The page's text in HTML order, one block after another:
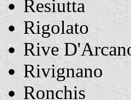
Resiutta
Rigolato
Rive
Rivignano
Ronchis